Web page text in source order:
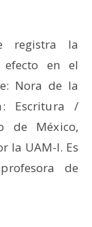
en el
Nora de la
Escritura /
de México,
la UAM-I. Es
de